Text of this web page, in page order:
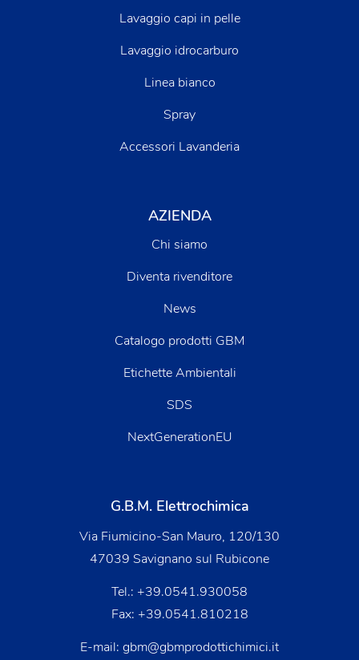
Lavaggio capi in pelle
Lavaggio idrocarburo
Linea bianco
Spray
Accessori Lavanderia
AZIENDA
Chi siamo
Diventa rivenditore
News
Catalogo prodotti GBM
Etichette Ambientali
SDS
NextGenerationEU
G.B.M. Elettrochimica
Via Fiumicino-San Mauro, 120/130
47039 Savignano sul Rubicone
Tel.: +39.0541.930058
Fax: +39.0541.810218
E-mail: gbm@gbmprodottichimici.it